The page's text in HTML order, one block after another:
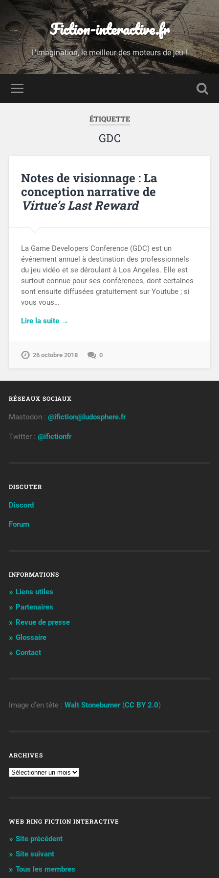
Fiction-interactive.fr
L'imagination, le meilleur des moteurs de jeu !
ÉTIQUETTE
GDC
Notes de visionnage : La
conception narrative de
Virtue’s Last Reward
La Game Developers Conference (GDC) est un
événement annuel à destination des professionnels
du jeu vidéo et se déroulant à Los Angeles. Elle est
surtout connue pour ses conférences, dont certaines
sont ensuite diffusées gratuitement sur Youtube ; si
vous vous…
Lire la suite →
26 octobre 2018 0
RÉSEAUX SOCIAUX
Mastodon : @ifiction@ludosphere.fr
Twitter : @ifictionfr
DISCUTER
Discord
Forum
INFORMATIONS
Liens utiles
Partenaires
Revue de presse
Glossaire
Contact
Image d’en tête : Walt Stoneburner(CC BY 2.0)
ARCHIVES
WEB RING FICTION INTERACTIVE
Site précédent
Site suivant
Tous les membres